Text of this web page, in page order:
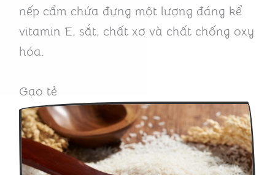
nếp cẩm chứa đựng một lượng đáng kể
vitamin E, sắt, chất xơ và chất chống oxy
hóa.
Gạo tẻ